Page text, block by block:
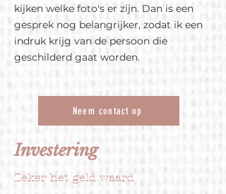
kijken welke foto's er zijn. Dan is een
gesprek nog belangrijker, zodat ik een
indruk krijg van de persoon die
geschilderd gaat worden.
Neem contact op
Investering
Zeker het geld waard